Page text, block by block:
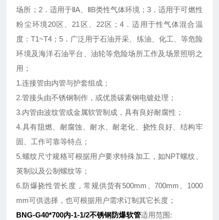
场所；2．适用于ⅡA、ⅡB类性气体环境；3．适用于可燃性
粉尘环境20区、21区、22区；4．适用于性气体混合温
度：T1~T4；5．广泛用于石油开采、练油、化工、等危险
环境及海洋石油平台、油轮等危险场所工作及场景照明之
用；
1.连接管由内管与护套组成；
2.管接头由不锈钢制作，或优质碳素钢电镀处理；
3.内管由波纹管或金属软管制成，具有良好耐腐性；
4.具有阻燃、耐腐蚀、耐水、耐老化、挠性良好、结构牢
固、工作可靠等特点；
5.螺纹尺寸规格可根据用户要求特殊加工，如NPT螺纹、
英制以及公制螺纹等；
6.防爆挠性管长度，常规供货有500mm、700mm、1000
mm可供选择，也可根据用户需求订制其它长度；
BNG-G40*700内-1-1/2不锈钢防爆软管适用范围: